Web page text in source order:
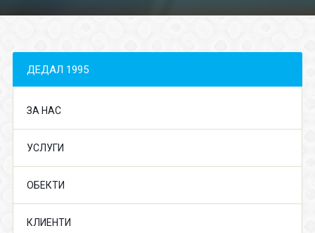
ДЕДАЛ 1995
ЗА НАС
УСЛУГИ
ОБЕКТИ
КЛИЕНТИ